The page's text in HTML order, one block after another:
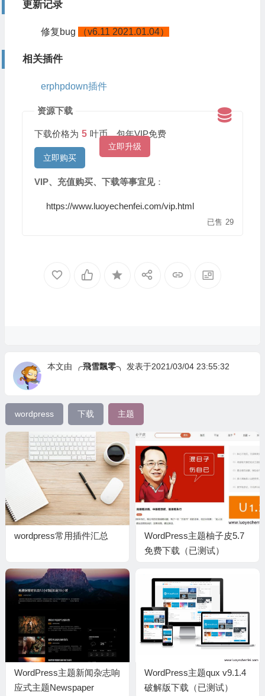
更新记录
修复bug （v6.11 2021.01.04）
相关插件
erphpdown插件
资源下载
下载价格为 5 叶币，包年VIP免费
立即升级
立即购买
VIP、充值购买、下载等事宜见：
https://www.luoyechenfei.com/vip.html
已售 29
本文由 ╭飛雪飄零╮ 发表于2021/03/04 23:55:32
wordpress 下载 主题
wordpress常用插件汇总
WordPress主题柚子皮5.7
免费下载（已测试）
WordPress主题新闻杂志响
应式主题Newspaper
WordPress主题qux v9.1.4
破解版下载（已测试）